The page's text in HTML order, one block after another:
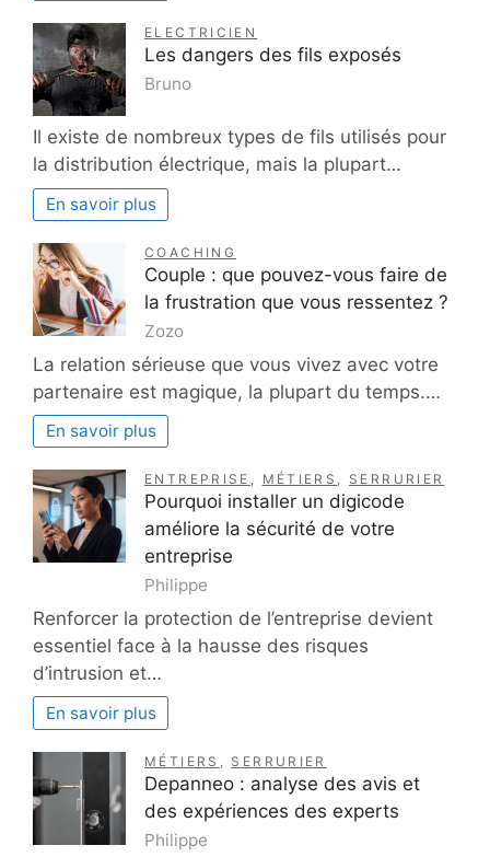
ELECTRICIEN
Les dangers des fils exposés
Bruno
Il existe de nombreux types de fils utilisés pour
la distribution électrique, mais la plupart…
En savoir plus
COACHING
Couple : que pouvez-vous faire de
la frustration que vous ressentez ?
Zozo
La relation sérieuse que vous vivez avec votre
partenaire est magique, la plupart du temps.…
En savoir plus
ENTREPRISE , MÉTIERS , SERRURIER
Pourquoi installer un digicode
améliore la sécurité de votre
entreprise
Philippe
Renforcer la protection de l’entreprise devient
essentiel face à la hausse des risques
d’intrusion et…
En savoir plus
MÉTIERS SERRURIER
Depanneo : analyse des avis et
des expériences des experts
Philippe